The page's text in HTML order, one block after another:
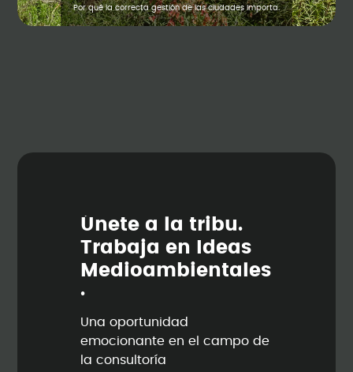
Por qué la correcta gestión de las ciudades importa.
Únete a la tribu.
Trabaja en Ideas
Medioambienta les
.
Una oportunidad
emocionante en el campo de
la consultoría